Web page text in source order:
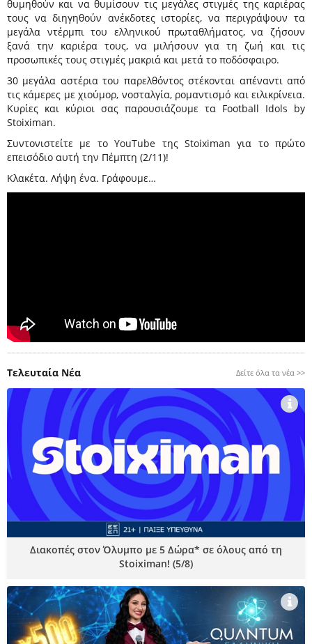
θυμηθούν και να θυμίσουν τις μεγάλες στιγμές της καριέρας
τους να διηγηθούν ανέκδοτες ιστορίες, να περιγράψουν τα
μεγάλα ντέρμπι του ελληνικού πρωταθλήματος, να ζήσουν
ξανά την καριέρα τους, να μιλήσουν για τη ζωή και τις
προσωπικές τους στιγμές μακριά και μετά το ποδόσφαιρο.
30 μεγάλα αστέρια του παρελθόντος στέκονται απέναντι από
τις κάμερες με χιούμορ, νοσταλγία, ρομαντισμό και ειλικρίνεια.
Κυρίες και κύριοι σας παρουσιάζουμε τα Football Idols by
Stoiximan.
Συντονιστείτε με τοYouTube της Stoiximan για το πρώτο
επεισόδιο αυτή την Πέμπτη (2/11)!
Κλακέτα. Λήψη ένα. Γράφουμε…
Τελευταία Νέα Δείτε όλα τα νέα >>
Διακοπές στον Όλυμπο με 5 Δώρα* σε όλους από τη
Stoiximan! (5/8)